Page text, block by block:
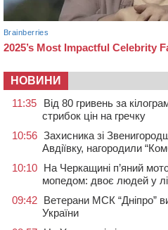
НОВИНИ
11:35
Від 80 гривень за
стрибок цін на гречку
10:56 Захисника зі
Авдіївку, нагородили
10:10 На Черкащині п’яний
мопедом: двоє людей у
09:42 Ветерани МСК “Дніпро”
України